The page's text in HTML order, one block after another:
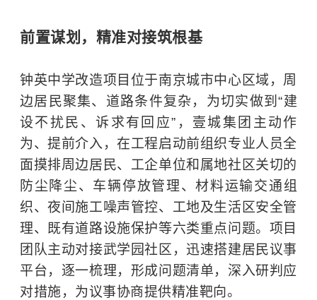
前置谋划，精准对接筑根基
钟英中学改造项目位于南京城市中心区域，周
边居民聚集、道路条件复杂，为切实做到“建
设不扰民、诉求有回应”，壹城集团主动作
为、提前介入，在工程启动前组织专业人员全
面摸排周边居民、工企单位和属地社区关切的
防尘降尘、车辆停放管理、材料运输交通组
织、夜间施工噪声管控、工地及生活区安全管
理、既有道路设施保护等六类重点问题。项目
团队主动对接武学园社区，迅速搭建居民议事
平台，逐一梳理，形成问题清单，深入研判应
对措施，为议事协商提供精准靶向。